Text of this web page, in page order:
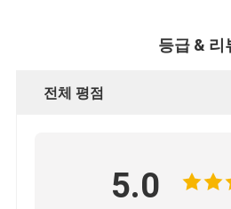
등급 & 리
전체 평점
5.0